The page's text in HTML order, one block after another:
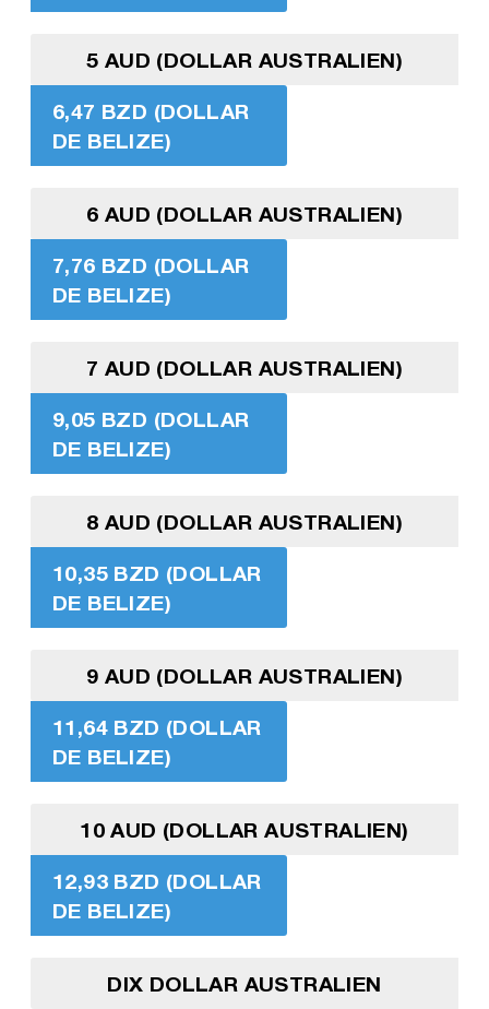
5 AUD (DOLLAR AUSTRALIEN)
6,47 BZD (DOLLAR
DE BELIZE)
6 AUD (DOLLAR AUSTRALIEN)
7,76 BZD (DOLLAR
DE BELIZE)
7 AUD (DOLLAR AUSTRALIEN)
9,05 BZD (DOLLAR
DE BELIZE)
8 AUD (DOLLAR AUSTRALIEN)
10,35 BZD (DOLLAR
DE BELIZE)
9 AUD (DOLLAR AUSTRALIEN)
11,64 BZD (DOLLAR
DE BELIZE)
10 AUD (DOLLAR AUSTRALIEN)
12,93 BZD (DOLLAR
DE BELIZE)
DIX DOLLAR AUSTRALIEN